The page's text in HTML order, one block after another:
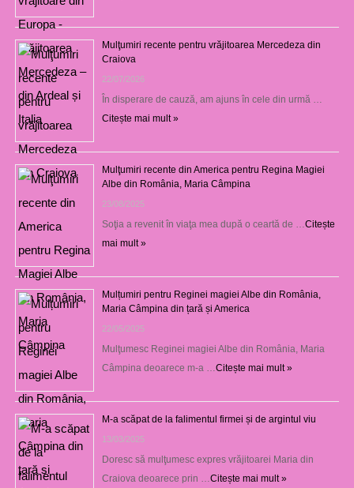
Mulţumiri recente pentru vrăjitoarea Mercedeza din
Craiova
22/07/2026
În disperare de cauză, am ajuns în cele din urmă …
Citește mai mult »
Mulţumiri recente din America pentru Regina Magiei
Albe din România, Maria Câmpina
23/08/2025
Soţia a revenit în viaţa mea după o ceartă de … Citește
mai mult »
Mulțumiri pentru Reginei magiei Albe din România,
Maria Câmpina din țară și America
22/05/2025
Mulţumesc Reginei magiei Albe din România, Maria
Câmpina deoarece m-a … Citește mai mult »
M-a scăpat de la falimentul firmei și de argintul viu
13/03/2025
Doresc să mulţumesc expres vrăjitoarei Maria din
Craiova deoarece prin … Citește mai mult »